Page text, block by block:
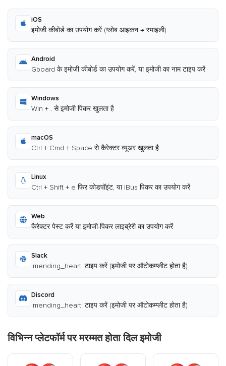
iOS
इमोजी कीबोर्ड का उपयोग करें (ग्लोब आइकन → स्माइली)
Android
Gboard के इमोजी कीबोर्ड का उपयोग करें, या इमोजी का नाम टाइप करें
Windows
Win + . से इमोजी पिकर खुलता है
macOS
Ctrl + Cmd + Space से कैरेक्टर व्यूअर खुलता है
Linux
Ctrl + Shift + e फिर कोडपॉइंट, या IBus पिकर का उपयोग करें
Web
कैरेक्टर पेस्ट करें या इमोजी-पिकर लाइब्रेरी का उपयोग करें
Slack
:mending_heart: टाइप करें (इमोजी पर ऑटोकम्प्लीट होता है)
Discord
:mending_heart: टाइप करें (इमोजी पर ऑटोकम्प्लीट होता है)
विभिन्न प्लेटफॉर्म पर मरम्मत होता दिल इमोजी